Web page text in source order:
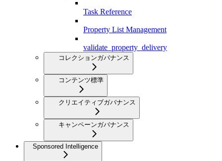
Task Reference
Property List Management
validate_property_delivery
コレクションガバナンス
コンテンツ標準
クリエイティブガバナンス
キャンペーンガバナンス
Sponsored Intelligence